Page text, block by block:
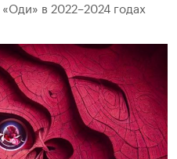
в 2022–2024 годах